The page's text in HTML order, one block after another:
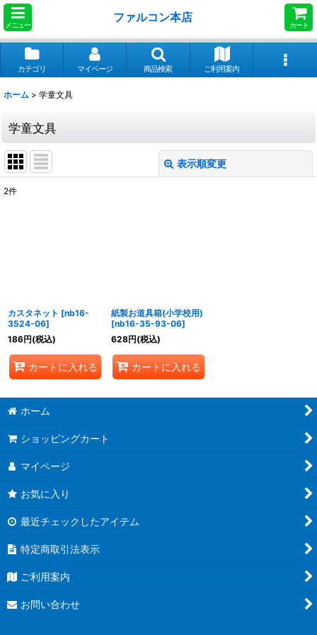
メニュー
ファルコン本店
カート
カテゴリ マイページ 商品検索 ご利用案内
ホーム > 学童文具
学童文具
表示順変更
絞り込む
2件
カスタネット [nb16-
3524-06]
186円(税込)
カートに入れる
紙製お道具箱(小学校用)
[nb16-35-93-06]
628円(税込)
カートに入れる
ホーム
ショッピングカート
マイページ
お気に入り
最近チェックしたアイテム
特定商取引法表示
ご利用案内
お問い合わせ